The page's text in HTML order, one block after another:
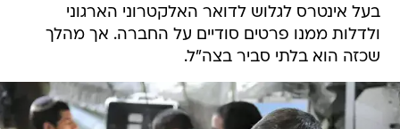
בעל אינטרס לגלוש לדואר האלקטרוני הארגוני
ולדלות ממנו פרטים סודיים על החברה. אך מהלך
שכזה הוא בלתי סביר בצה"ל.